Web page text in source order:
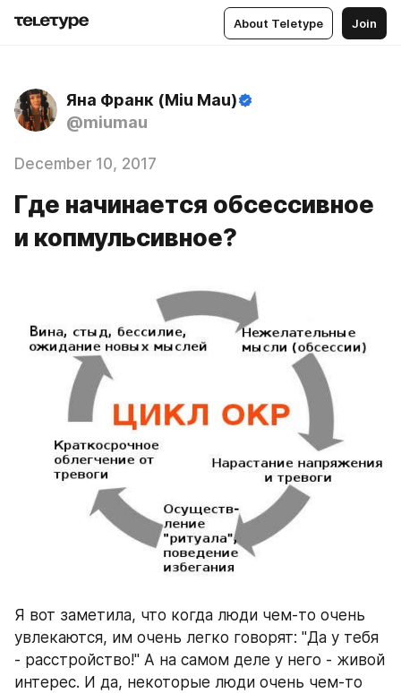
About Teletype Join
Яна Франк (Miu Mau)
@miumau
December 10, 2017
Где начинается обсессивное
и копмульсивное?
Я вот заметила, что когда люди чем-то очень
увлекаются, им очень легко говорят: "Да у тебя
- расстройство!" А на самом деле у него - живой
интерес. И да, некоторые люди очень чем-то